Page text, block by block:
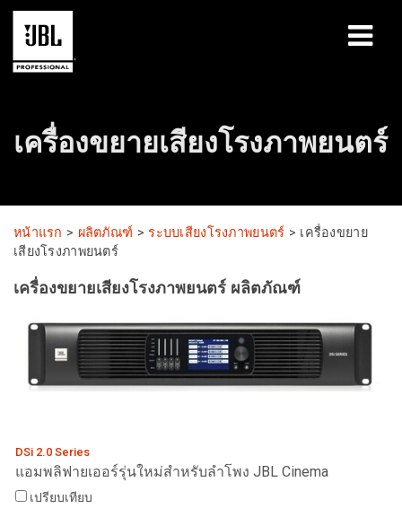
กรณีศึกษา
การฝึกอบรม
เกี่ยวกับ
ที่ซื้อและเชื่อมต่อ
การสนับสนุน
ภาษา/ภูมิภาค
เครื่องขยายเสียงโรงภาพยนตร์
หน้าแรก > ผลิตภัณฑ์ >ระบบเสียงโรงภาพยนตร์ > เครื่องขยาย
เสียงโรงภาพยนตร์
เครื่องขยายเสียงโรงภาพยนตร์ ผลิตภัณฑ์
DSi 2.0 Series
แอมพลิฟายเออร์รุ่นใหม่สำหรับลำโพง JBL Cinema
เปรียบเทียบ